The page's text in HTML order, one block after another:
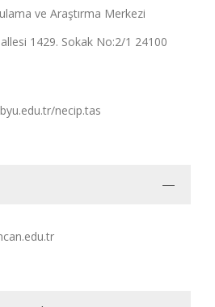
ve Araştırma Merkezi
1429. Sokak No:2/1 24100
necip.tas